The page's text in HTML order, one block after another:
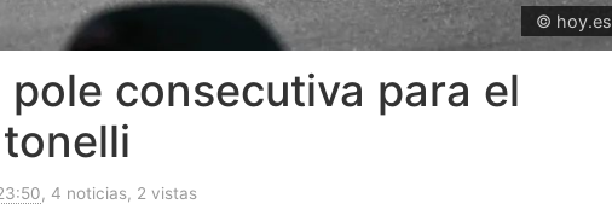
© hoy.es
pole consecutiva para el
, 4 noticias, 2 vistas